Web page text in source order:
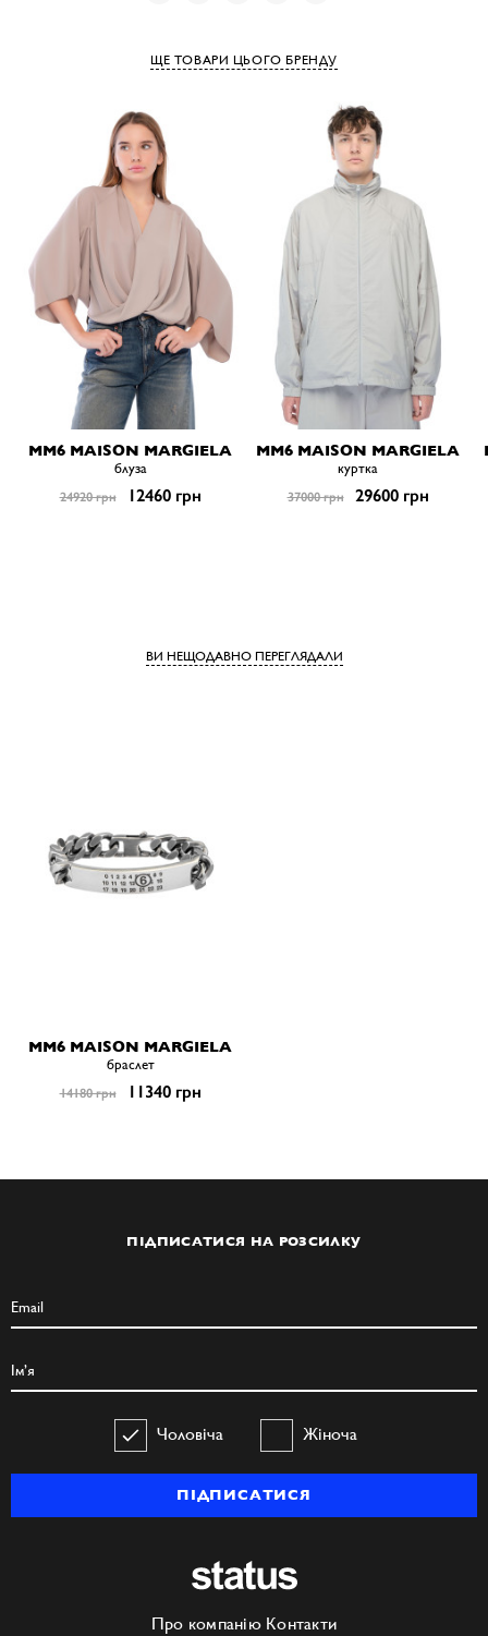
ЩЕ ТОВАРИ ЦЬОГО БРЕНДУ
MM6 MAISON MARGIELA
блуза
24920 грн 12460 грн
MM6 MAISON MARGIELA
куртка
37000 грн 29600 грн
ВИ НЕЩОДАВНО ПЕРЕГЛЯДАЛИ
MM6 MAISON MARGIELA
браслет
14180 грн 11340 грн
ПІДПИСАТИСЯ НА РОЗСИЛКУ
Чоловіча Жіноча
ПІДПИСАТИСЯ
Про компанію Контакти